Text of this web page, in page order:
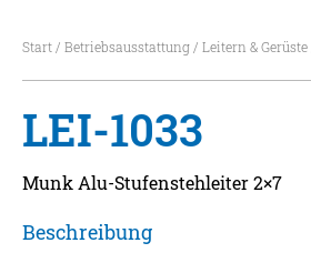
Start/ Betriebsausstattung/ Leitern & Gerüste
LEI-1033
Munk Alu-Stufenstehleiter 2×7
Beschreibung